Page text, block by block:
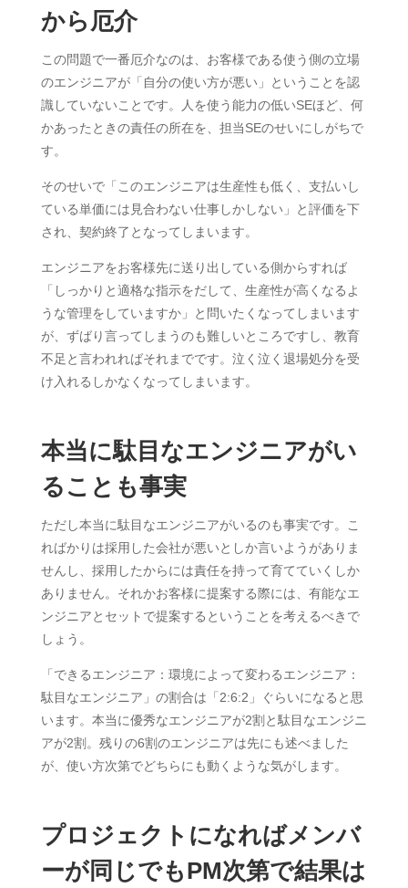
から厄介
この問題で一番厄介なのは、お客様である使う側の立場
のエンジニアが「自分の使い方が悪い」ということを認
識していないことです。人を使う能力の低いSEほど、何
かあったときの責任の所在を、担当SEのせいにしがちで
す。
そのせいで「このエンジニアは生産性も低く、支払いし
ている単価には見合わない仕事しかしない」と評価を下
され、契約終了となってしまいます。
エンジニアをお客様先に送り出している側からすれば
「しっかりと適格な指示をだして、生産性が高くなるよ
うな管理をしていますか」と問いたくなってしまいます
が、ずばり言ってしまうのも難しいところですし、教育
不足と言われればそれまでです。泣く泣く退場処分を受
け入れるしかなくなってしまいます。
本当に駄目なエンジニアがい
ることも事実
ただし本当に駄目なエンジニアがいるのも事実です。こ
ればかりは採用した会社が悪いとしか言いようがありま
せんし、採用したからには責任を持って育てていくしか
ありません。それかお客様に提案する際には、有能なエ
ンジニアとセットで提案するということを考えるべきで
しょう。
「できるエンジニア：環境によって変わるエンジニア：
駄目なエンジニア」の割合は「2:6:2」ぐらいになると思
います。本当に優秀なエンジニアが2割と駄目なエンジニ
アが2割。残りの6割のエンジニアは先にも述べました
が、使い方次第でどちらにも動くような気がします。
プロジェクトになればメンバ
ーが同じでもPM次第で結果は